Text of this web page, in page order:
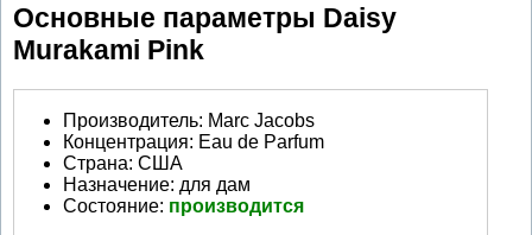
Основные параметры Daisy
Murakami Pink
Производитель: Marc Jacobs
Концентрация: Eau de Parfum
Страна: США
Назначение: для дам
Состояние: производится